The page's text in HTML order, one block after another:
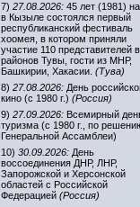
7) 27.08.2026: 45 лет (1981)
в Кызыле состоялся первый
республиканский фестиваль
хоомея, в котором приняли
участие 110 представителей
районов Тувы, гости из МНР,
Башкирии, Хакасии. (Тува)
8) 27.08.2026: День
кино (с 1980 г.) (Россия)
9) 27.09.2026: Всемирный
туризма (с 1980 г., по
Генеральной Ассамблеи)
10) 30.09.2026: День
воссоединения ДНР, ЛНР,
Запорожской и Херсонской
областей с Российской
Федерацией (Россия)